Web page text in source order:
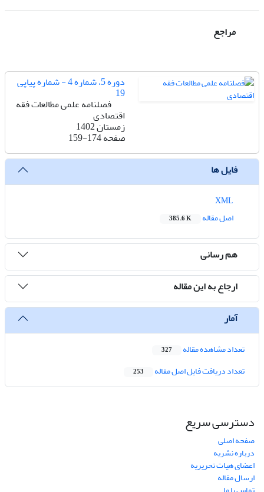
مراجع
دوره 5، شماره 4 - شماره پیاپی
19
فصلنامه علمی مطالعات فقه
اقتصادی
زمستان 1402
صفحه159-174
فایل ها
اصل مقاله
385.6 K
هم رسانی
ارجاع به این مقاله
آمار
تعداد مشاهده مقاله 327
تعداد دریافت فایل اصل مقاله 253
دسترسی سریع
صفحه اصلی
درباره نشریه
اعضای هیات تحریریه
ارسال مقاله